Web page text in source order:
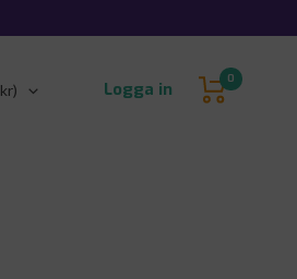
Sverige (SEK kr) Logga in
0